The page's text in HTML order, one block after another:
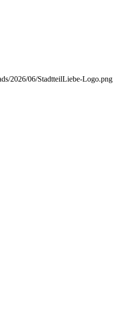
2026/06/StadtteilLiebe-Logo.png